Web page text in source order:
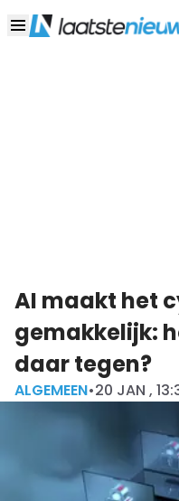
AI maakt het
gemakkelijk:
daar tegen?
ALGEMEEN•20 JAN ,